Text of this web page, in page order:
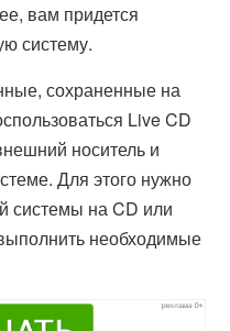
вам придется
систему.
сохраненные на
Live CD
носитель и
Для этого нужно
системы на CD или
необходимые